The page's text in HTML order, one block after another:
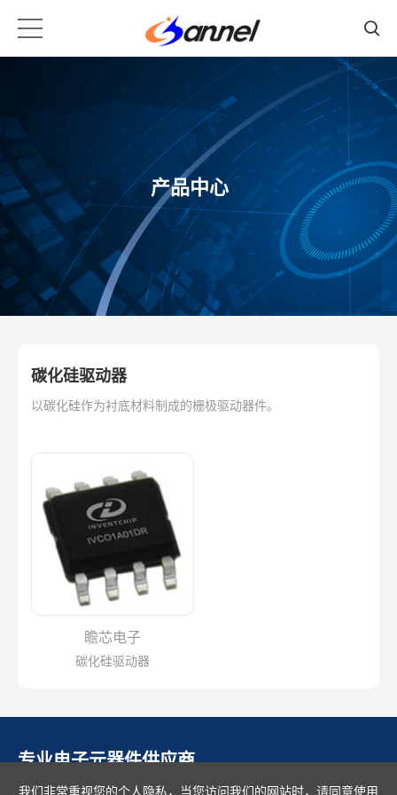
我们非常重视您的个人隐私，当您访问我们的网站时，请同意使用
产品中心
碳化硅驱动器
以碳化硅作为衬底材料制成的栅极驱动器件。
瞻芯电子
碳化硅驱动器
专业电子元器件供应商